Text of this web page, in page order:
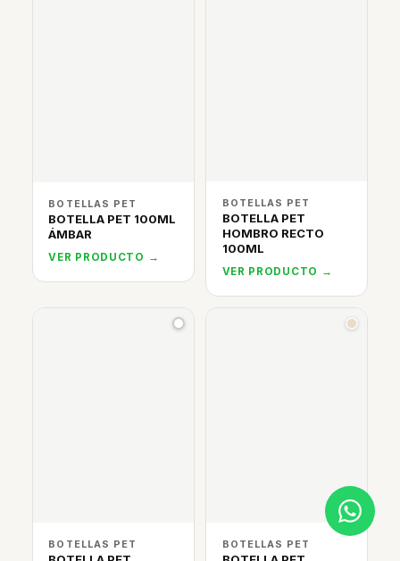
BOTELLAS PET
BOTELLA PET 100ML
ÁMBAR
VER PRODUCTO →
BOTELLAS PET
BOTELLA PET
HOMBRO RECTO
100ML
VER PRODUCTO →
BOTELLAS PET BOTELLAS PET